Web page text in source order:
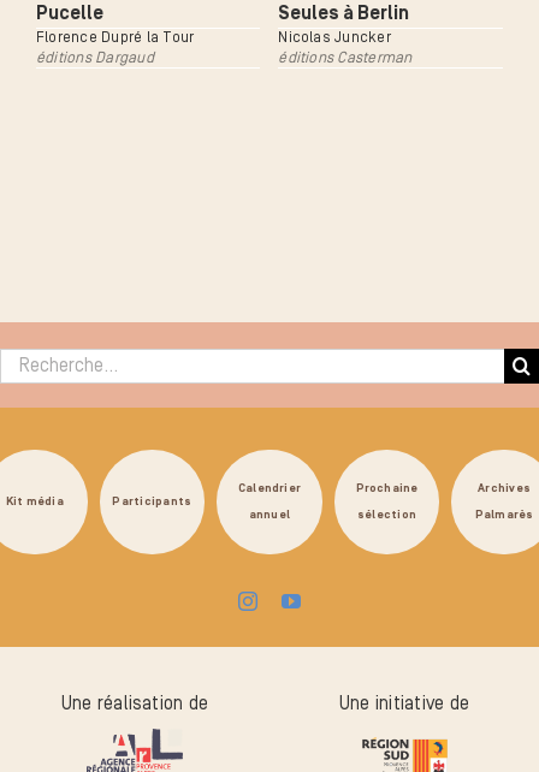
Pucelle
Florence Dupré la Tour
éditions Dargaud
Seules à Berlin
Nicolas Juncker
éditions Casterman
Rechercher :
Kit média Participants
Calendrier
annuel
Prochaine
sélection
Archives
Palmarès
Une réalisation de Une initiative de